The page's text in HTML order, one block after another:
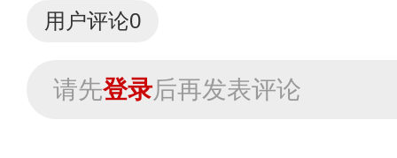
用户评论0
请先登录后再发表评论